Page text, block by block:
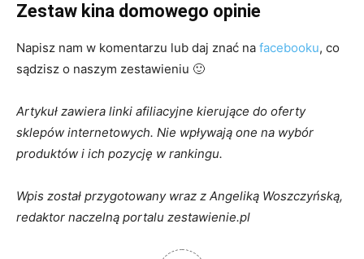
Zestaw kina domowego opinie
Napisz nam w komentarzu lub daj znać na facebooku, co
sądzisz o naszym zestawieniu 🙂
Artykuł zawiera linki afiliacyjne kierujące do oferty
sklepów internetowych. Nie wpływają one na wybór
produktów i ich pozycję w rankingu.
Wpis został przygotowany wraz z Angeliką Woszczyńską,
redaktor naczelną portalu zestawienie.pl